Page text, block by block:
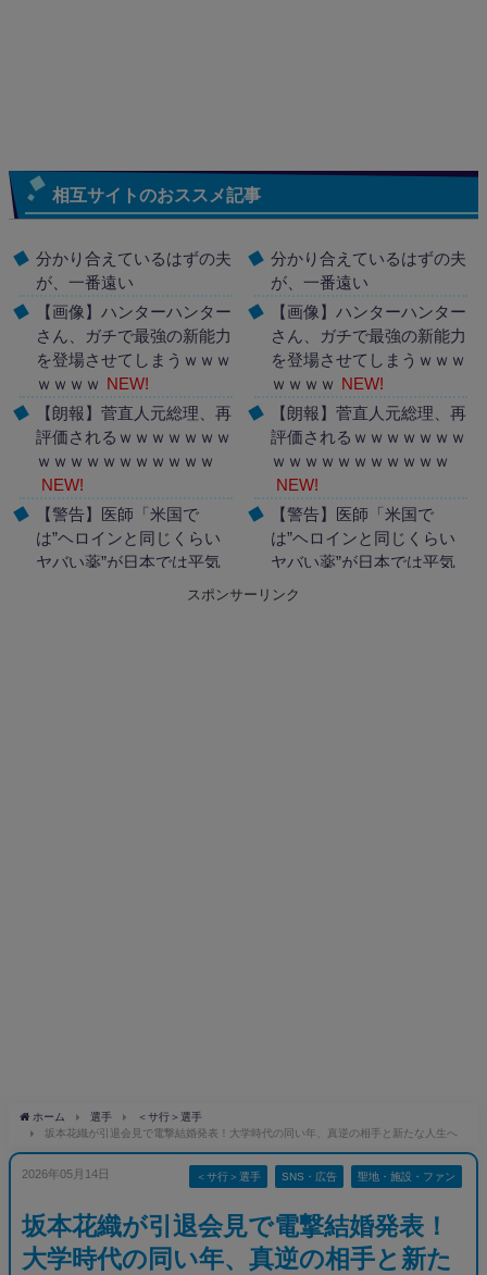
相互サイトのおススメ記事
分かり合えているはずの夫
が、一番遠い
【画像】ハンターハンター
さん、ガチで最強の新能力
を登場させてしまうｗｗｗ
ｗｗｗｗ NEW!
【朗報】菅直人元総理、再
評価されるｗｗｗｗｗｗｗ
ｗｗｗｗｗｗｗｗｗｗｗ
NEW!
【警告】医師「米国で
は”ヘロインと同じくらい
ヤバい薬”が日本では平気
NEW!
分かり合えているはずの夫
が、一番遠い
【画像】ハンターハンター
さん、ガチで最強の新能力
を登場させてしまうｗｗｗ
ｗｗｗｗ NEW!
【朗報】菅直人元総理、再
評価されるｗｗｗｗｗｗｗ
ｗｗｗｗｗｗｗｗｗｗｗ
NEW!
【警告】医師「米国で
は”ヘロインと同じくらい
ヤバい薬”が日本では平気
で処方されてる」
スポンサーリンク
ホーム 選手
＜サ行＞選手
坂本花織が引退会見で電撃結婚発表！大学時代の同い年、真逆の相手と新たな人生へ
2026年05月14日 ＜サ行＞選手 SNS・広告 聖地・施設・ファン
坂本花織が引退会見で電撃結婚発表！
大学時代の同い年、真逆の相手と新た